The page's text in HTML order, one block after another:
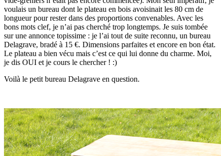
voulais un bureau dont le plateau en bois avoisinait les 80 cm de
longueur pour rester dans des proportions convenables. Avec les
bons mots clef, je n’ai pas cherché trop longtemps. Je suis tombée
sur une annonce topissime : je l’ai tout de suite reconnu, un bureau
Delagrave, bradé à 15 €. Dimensions parfaites et encore en bon état.
Le plateau a bien vécu mais c’est ce qui lui donne du charme. Moi,
je dis OUI et je cours le chercher ! :)
Voilà le petit bureau Delagrave en question.